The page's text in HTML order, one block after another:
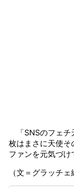
「SNSのフェチ
枚はまさに天使そ
ファンを元気づけ
（文＝グラッチェ